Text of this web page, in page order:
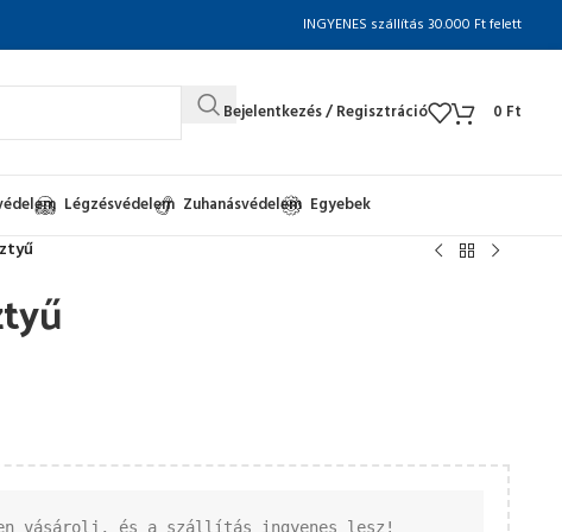
INGYENES szállítás 30.000 Ft felett
Bejelentkezés / Regisztráció 0 Ft
Légzésvédelem Zuhanásvédelem Egyebek
vásárolj, és a szállítás ingyenes lesz!